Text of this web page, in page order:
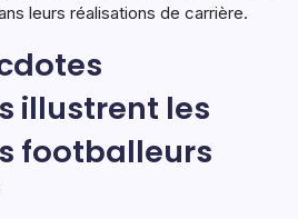
leurs réalisations de carrière.
illustrent les
footballeurs